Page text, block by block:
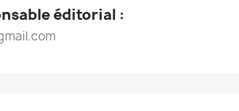
éditorial :